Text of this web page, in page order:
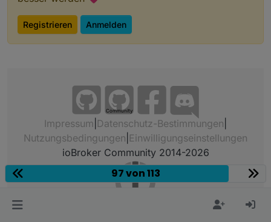
Registrieren Anmelden
Community
Impressum Datenschutz-Bestimmungen
Nutzungsbedingungen Einwilligungseinstellungen
ioBroker Community 2014-2026
97 von 113